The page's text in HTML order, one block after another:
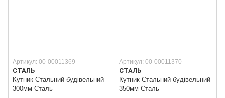
Артикул: 00-00011369
СТАЛЬ
Кутник Стальний будівельний
300мм Сталь
Артикул: 00-00011370
СТАЛЬ
Кутник Стальний будівельний
350мм Сталь